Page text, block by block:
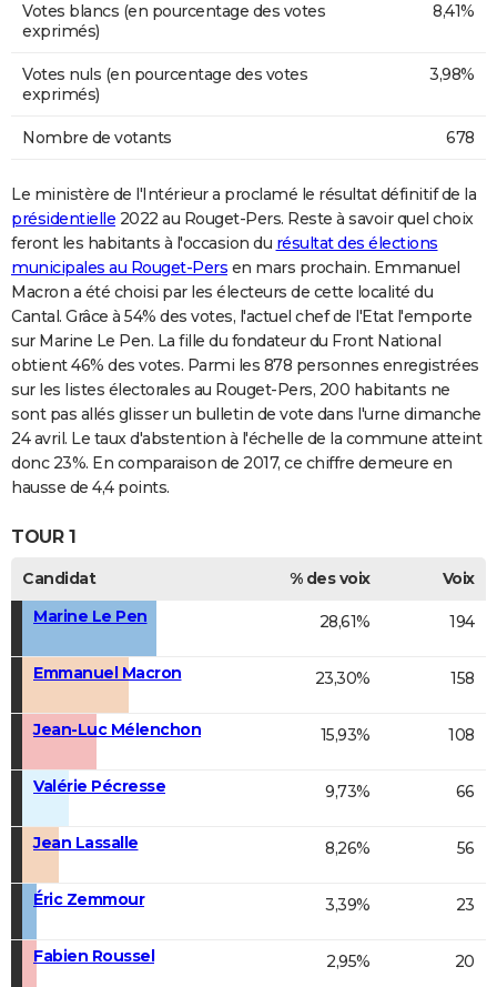
Votes blancs (en pourcentage des votes
exprimés)
8,41%
Votes nuls (en pourcentage des votes
exprimés)
3,98%
Nombre de votants 678
Le ministère de l'Intérieur a proclamé le résultat définitif de la
présidentielle 2022 au Rouget-Pers. Reste à savoir quel choix
feront les habitants à l'occasion du résultat des élections
municipales au Rouget-Pers en mars prochain. Emmanuel
Macron a été choisi par les électeurs de cette localité du
Cantal. Grâce à 54% des votes, l'actuel chef de l'Etat l'emporte
sur Marine Le Pen. La fille du fondateur du Front National
obtient 46% des votes. Parmi les 878 personnes enregistrées
sur les listes électorales au Rouget-Pers, 200 habitants ne
sont pas allés glisser un bulletin de vote dans l'urne dimanche
24 avril. Le taux d'abstention à l'échelle de la commune atteint
donc 23%. En comparaison de 2017, ce chiffre demeure en
hausse de 4,4 points.
TOUR 1
Candidat % des voix
Voix
Marine Le Pen
28,61% 194
Emmanuel Macron 23,30% 158
Jean-Luc Mélenchon 15,93% 108
Valérie Pécresse 9,73% 66
Jean Lassalle 8,26% 56
Éric Zemmour 3,39% 23
Fabien Roussel 2,95% 20